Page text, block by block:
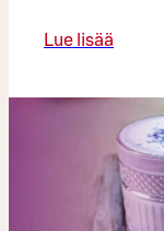
Lue lisää